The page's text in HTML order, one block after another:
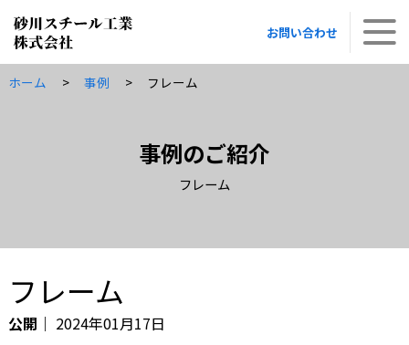
お問い合わせ
お問い合わせ
ホーム 事例 フレーム
事例のご紹介
フレーム
フレーム
公開｜ 2024年01月17日